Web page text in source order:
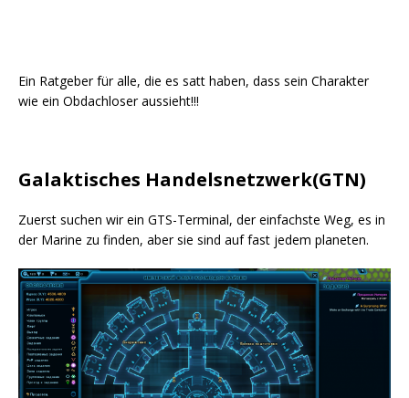
Ein Ratgeber für alle, die es satt haben, dass sein Charakter
wie ein Obdachloser aussieht!!!
Galaktisches Handelsnetzwerk(GTN)
Zuerst suchen wir ein GTS-Terminal, der einfachste Weg, es in
der Marine zu finden, aber sie sind auf fast jedem planeten.